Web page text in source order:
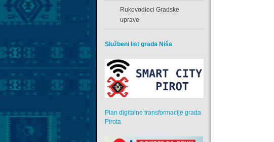
Rukovodioci Gradske
uprave
Službeni list grada Niša
Plan digitalne transformacije grada
Pirota